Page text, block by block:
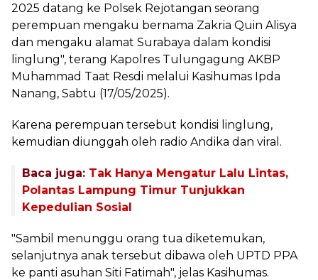
2025 datang ke Polsek Rejotangan seorang
perempuan mengaku bernama Zakria Quin Alisya
dan mengaku alamat Surabaya dalam kondisi
linglung", terang Kapolres Tulungagung AKBP
Muhammad Taat Resdi melalui Kasihumas Ipda
Nanang, Sabtu (17/05/2025).
Karena perempuan tersebut kondisi linglung,
kemudian diunggah oleh radio Andika dan viral.
Baca juga: Tak Hanya Mengatur Lalu Lintas,
Polantas Lampung Timur Tunjukkan
Kepedulian Sosial
"Sambil menunggu orang tua diketemukan,
selanjutnya anak tersebut dibawa oleh UPTD PPA
ke panti asuhan Siti Fatimah", jelas Kasihumas.